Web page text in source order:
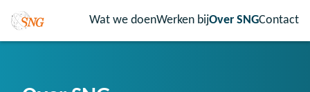
Wat we doenWerken bijOver SNGContact